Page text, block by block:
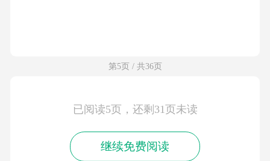
第5页 / 共36页
已阅读5页，还剩31页未读
继续免费阅读